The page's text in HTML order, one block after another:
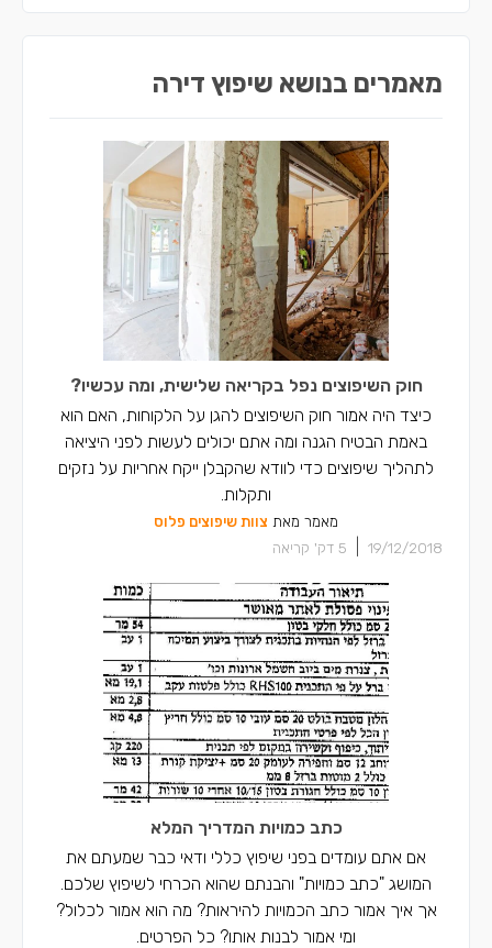
מאמרים בנושא שיפוץ דירה
חוק השיפוצים נפל בקריאה שלישית, ומה עכשיו?
כיצד היה אמור חוק השיפוצים להגן על הלקוחות, האם הוא
באמת הבטיח הגנה ומה אתם יכולים לעשות לפני היציאה
לתהליך שיפוצים כדי לוודא שהקבלן ייקח אחריות על נזקים
ותקלות.
מאמר מאת צוות שיפוצים פלוס
19/12/2018
5 דק' קריאה
כתב כמויות המדריך המלא
אם אתם עומדים בפני שיפוץ כללי ודאי כבר שמעתם את
המושג "כתב כמויות" והבנתם שהוא הכרחי לשיפוץ שלכם.
אך איך אמור כתב הכמויות להיראות? מה הוא אמור לכלול?
ומי אמור לבנות אותו? כל הפרטים.